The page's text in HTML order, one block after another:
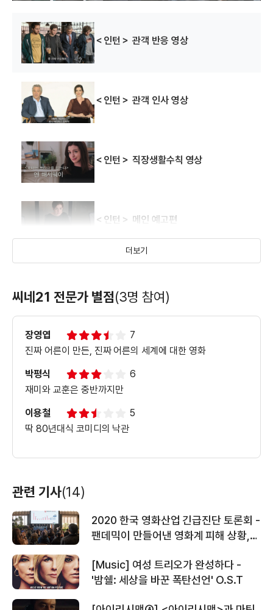
＜인턴＞ 관객 반응 영상
＜인턴＞ 관객 인사 영상
＜인턴＞ 직장생활수칙 영상
＜인턴＞ 메인 예고편
더보기
씨네21 전문가 별점(3명 참여)
장영엽
7
진짜 어른이 만든, 진짜 어른의 세계에 대한 영화
박평식
6
재미와 교훈은 중반까지만
이용철
5
딱 80년대식 코미디의 낙관
관련 기사(14)
2020 한국 영화산업 긴급진단 토론회 -
팬데믹이 만들어낸 영화계 피해 상황,
[Music] 여성 트리오가 완성하다 -
'밤쉘: 세상을 바꾼 폭탄선언' O.S.T